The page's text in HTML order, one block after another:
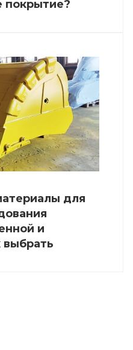
покрытие?
для
и
выбрать